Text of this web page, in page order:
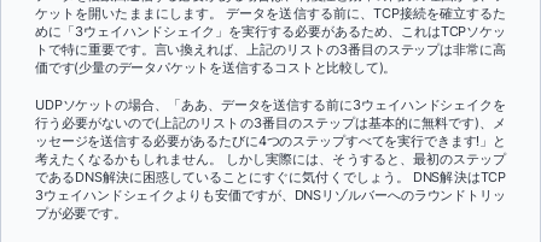
ケットを開いたままにします。 データを送信する前に、TCP接続を確立するた
めに「3ウェイハンドシェイク」を実行する必要があるため、これはTCPソケッ
トで特に重要です。言い換えれば、上記のリストの3番目のステップは非常に高
価です(少量のデータパケットを送信するコストと比較して)。
UDPソケットの場合、「ああ、データを送信する前に3ウェイハンドシェイクを
行う必要がないので(上記のリストの3番目のステップは基本的に無料です)、メ
ッセージを送信する必要があるたびに4つのステップすべてを実行できます!」と
考えたくなるかもしれません。 しかし実際には、そうすると、最初のステップ
であるDNS解決に困惑していることにすぐに気付くでしょう。 DNS解決はTCP
3ウェイハンドシェイクよりも安価ですが、DNSリゾルバーへのラウンドトリッ
プが必要です。